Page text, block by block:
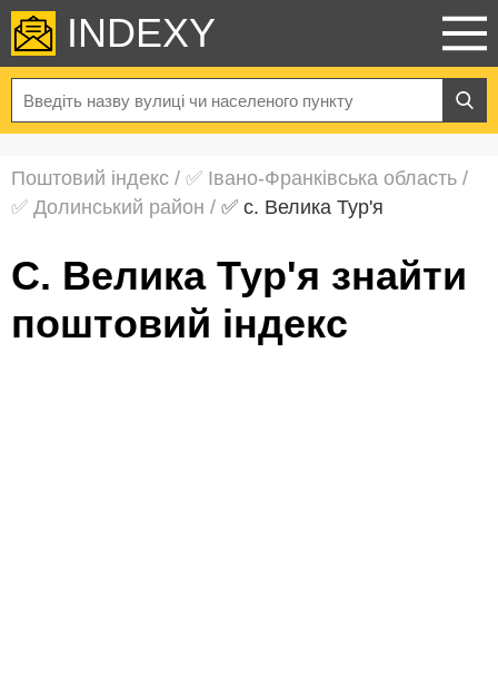
INDEXY
Поштовий індекс / ✅ Івано-Франківська область /
✅ Долинський район / ✅ с. Велика Тур'я
с. Велика Тур'я знайти
поштовий індекс